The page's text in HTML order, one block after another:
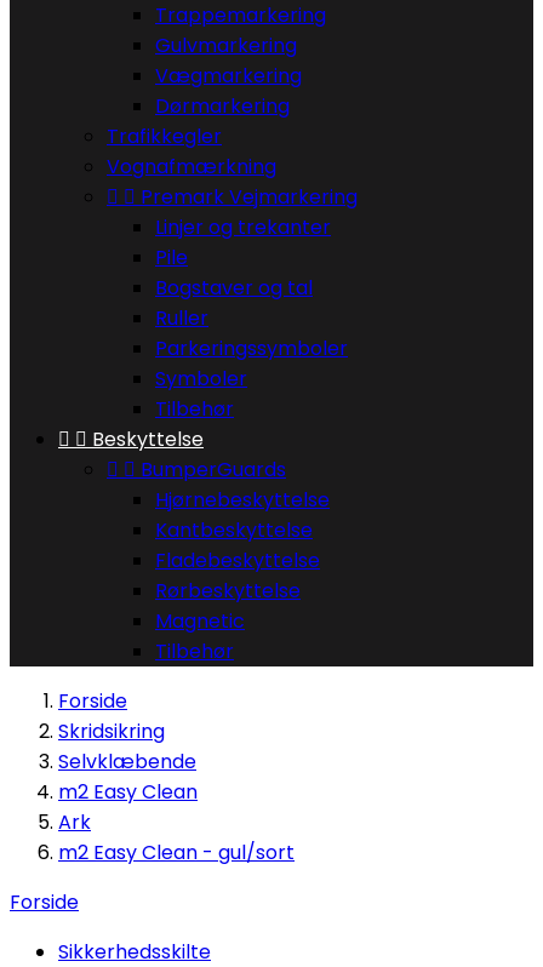
Trappemarkering
Gulvmarkering
Vægmarkering
Dørmarkering
Trafikkegler
Vognafmærkning
  Premark Vejmarkering
Linjer og trekanter
Pile
Bogstaver og tal
Ruller
Parkeringssymboler
Symboler
Tilbehør
  Beskyttelse
  BumperGuards
Hjørnebeskyttelse
Kantbeskyttelse
Fladebeskyttelse
Rørbeskyttelse
Magnetic
Tilbehør
Forside
Skridsikring
Selvklæbende
m2 Easy Clean
Ark
m2 Easy Clean - gul/sort
Forside
Sikkerhedsskilte